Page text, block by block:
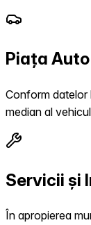
Piața
Conform datelor
median al
Servicii și
În apropierea